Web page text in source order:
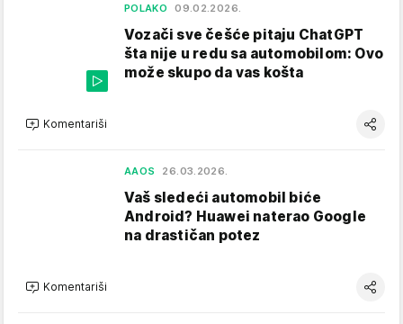
POLAKO 09.02.2026.
Vozači sve češće pitaju ChatGPT
šta nije u redu sa automobilom: Ovo
može skupo da vas košta
Komentariši
AAOS 26.03.2026.
Vaš sledeći automobil biće
Android? Huawei naterao Google
na drastičan potez
Komentariši